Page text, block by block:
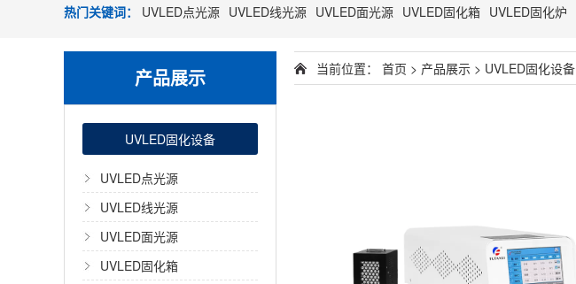
热门关键词： UVLED点光源 UVLED线光源 UVLED面光源 UVLED固化箱 UVLED固化炉
产品展示
UVLED固化设备
UVLED点光源
UVLED线光源
UVLED面光源
UVLED固化箱
当前位置： 首页 > 产品展示 > UVLED固化设备